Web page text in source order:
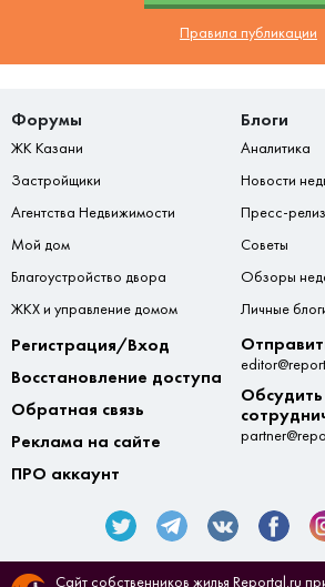
Правила публикации
Форумы
ЖК Казани
Застройщики
Агентства Недвижимости
Мой дом
Благоустройство двора
ЖКХ и управление домом
Блоги
Аналитика
Новости
Пресс-
Советы
Обзоры
Личные
Регистрация/Вход
Восстановление доступа
Обратная связь
Реклама на сайте
ПРО аккаунт
Обсудить
Сайт собственников жилья Reportal.ru